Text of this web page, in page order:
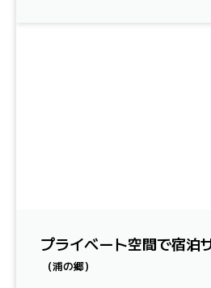
プライベート空間で宿泊
（浦の郷）